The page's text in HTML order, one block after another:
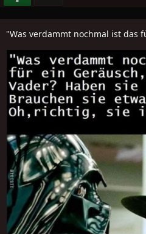
"Was verdammt nochmal ist das